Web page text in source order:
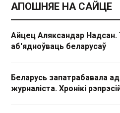
АПОШНЯЕ НА САЙЦЕ
Айцец Аляксандар Надсан.
аб'ядноўваць беларусаў
Беларусь запатрабавала
журналіста. Хронікі